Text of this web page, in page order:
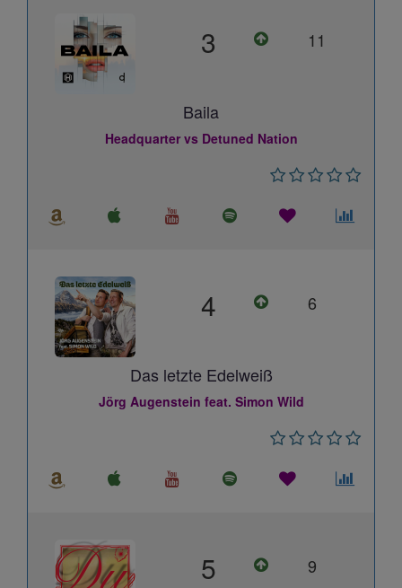
3 11
Baila
Headquarter vs Detuned Nation
4 6
Das letzte Edelweiß
Jörg Augenstein feat. Simon Wild
5 9